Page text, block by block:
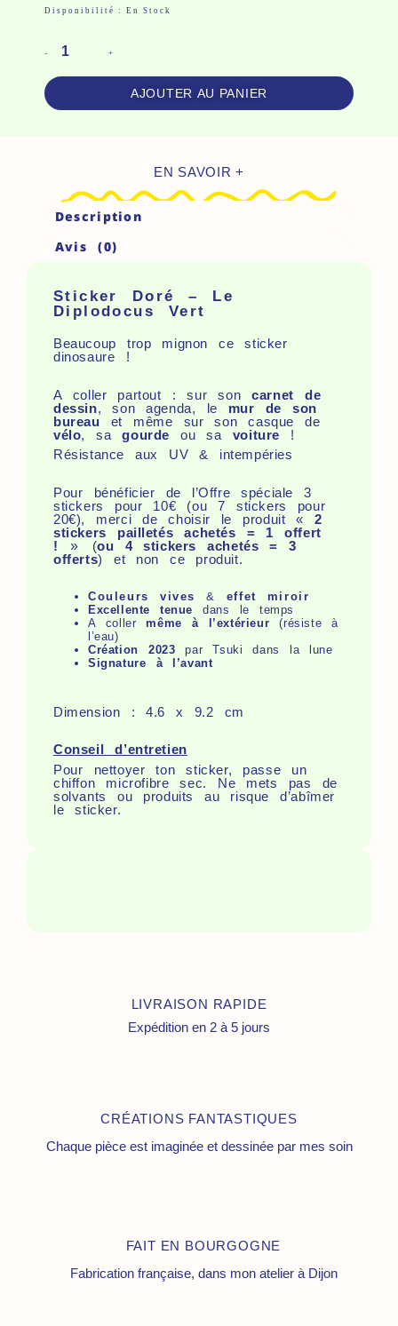
Disponibilité : En Stock
-
Quantité
Sticker
Doré
-
+
AJOUTER AU PANIER
EN SAVOIR +
Description
Avis (0)
Sticker Doré – Le
Diplodocus Vert
Beaucoup trop mignon ce sticker
dinosaure !
A coller partout : sur soncarnet de
dessin, son agenda, le mur de son
bureau et même sur son casque de
vélo, sagourde ou sa voiture !
Résistance aux UV & intempéries
Pour bénéficier de l’Offre spéciale 3
stickers pour 10€ (ou 7 stickers pour
20€), merci de choisir le produit «2
stickers pailletés achetés = 1 offert
! » (ou 4 stickers achetés = 3
offerts) et non ce produit.
Couleurs vives & effet miroir
Excellente tenuedans le temps
A coller même à l’extérieur (résiste à
l’eau)
Création 2023par Tsuki dans la lune
Signature à l’avant
Dimension : 4.6 x 9.2 cm
Conseil d’entretien
Pour nettoyer ton sticker, passe un
chiffon microfibre sec. Ne mets pas de
solvants ou produits au risque d’abîmer
le sticker.
LIVRAISON RAPIDE
Expédition en 2 à 5 jours
CRÉATIONS FANTASTIQUES
Chaque pièce est imaginée et dessinée par mes soin
FAIT EN BOURGOGNE
Fabrication française, dans mon atelier à Dijon